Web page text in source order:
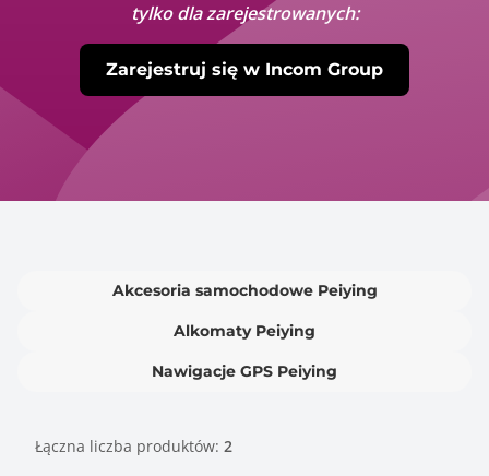
tylko dla zarejestrowanych:
Zarejestruj się w Incom Group
Akcesoria samochodowe Peiying
Alkomaty Peiying
Nawigacje GPS Peiying
Łączna liczba produktów: 2